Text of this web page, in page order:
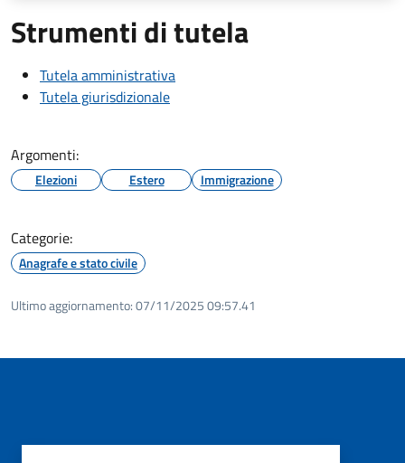
Strumenti di tutela
Tutela amministrativa
Tutela giurisdizionale
Argomenti:
Elezioni Estero Immigrazione
Categorie:
Anagrafe e stato civile
Ultimo aggiornamento:07/11/2025 09:57.41